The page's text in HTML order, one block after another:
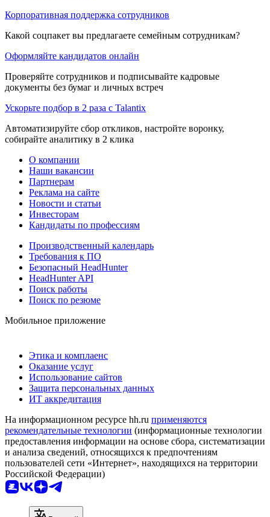
Корпоративная поддержка сотрудников
Какой соцпакет вы предлагаете семейным сотрудникам?
Оформляйте кандидатов онлайн
Проверяйте сотрудников и подписывайте кадровые
документы без бумаг и личных встреч
Ускорьте подбор в 2 раза с Talantix
Автоматизируйте сбор откликов, настройте воронку,
собирайте аналитику в 2 клика
О компании
Наши вакансии
Партнерам
Реклама на сайте
Новости и статьи
Инвесторам
Кандидаты по профессиям
Производственный календарь
Требования к ПО
Безопасный HeadHunter
HeadHunter API
Поиск работы
Поиск по резюме
Мобильное приложение
Этика и комплаенс
Оказание услуг
Использование сайтов
Защита персональных данных
ИТ аккредитация
На информационном ресурсе hh.ru применяются
рекомендательные технологии (информационные технологии
предоставления информации на основе сбора, систематизации
и анализа сведений, относящихся к предпочтениям
пользователей сети «Интернет», находящихся на территории
Российской Федерации)